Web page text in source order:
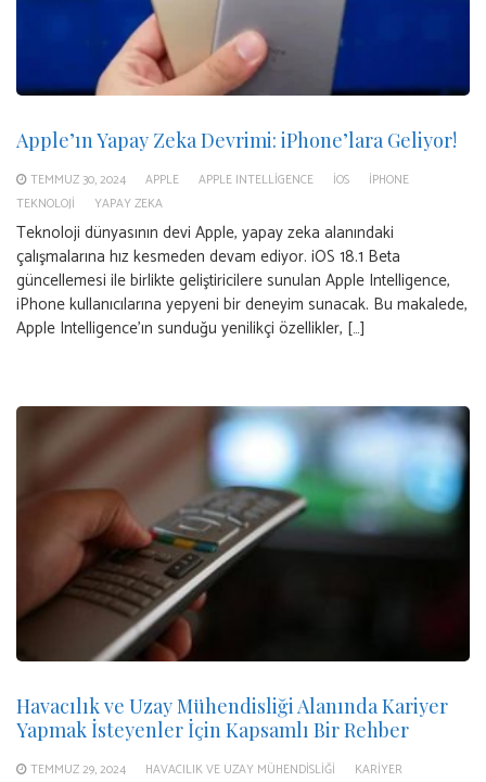
Apple’ın Yapay Zeka Devrimi: iPhone’lara Geliyor!
TEMMUZ 30, 2024 APPLE APPLE INTELLIGENCE IOS
IPHONE
TEKNOLOJI
YAPAY ZEKA
Teknoloji dünyasının devi Apple, yapay zeka alanındaki
çalışmalarına hız kesmeden devam ediyor. iOS 18.1 Beta
güncellemesi ile birlikte geliştiricilere sunulan Apple Intelligence,
iPhone kullanıcılarına yepyeni bir deneyim sunacak. Bu makalede,
Apple Intelligence’ın sunduğu yenilikçi özellikler, […]
Havacılık ve Uzay Mühendisliği Alanında Kariyer
Yapmak İsteyenler İçin Kapsamlı Bir Rehber
TEMMUZ 29, 2024 HAVACILIK VE UZAY MÜHENDISLIĞI
KARIYER